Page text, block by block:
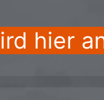
hier